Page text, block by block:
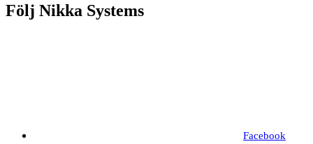
Följ Nikka Systems
Facebook